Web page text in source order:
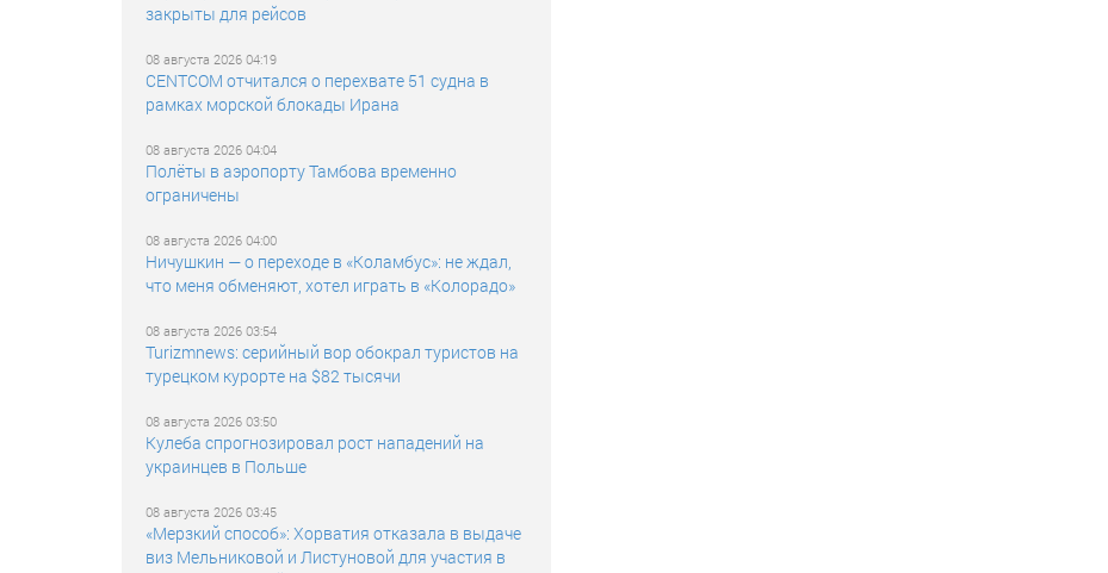
закрыты для рейсов
08 августа 2026 04:19
CENTCOM отчитался о перехвате 51 судна в
рамках морской блокады Ирана
08 августа 2026 04:04
Полёты в аэропорту Тамбова временно
ограничены
08 августа 2026 04:00
Ничушкин — о переходе в «Коламбус»: не ждал,
что меня обменяют, хотел играть в «Колорадо»
08 августа 2026 03:54
Turizmnews: серийный вор обокрал туристов на
турецком курорте на $82 тысячи
08 августа 2026 03:50
Кулеба спрогнозировал рост нападений на
украинцев в Польше
08 августа 2026 03:45
«Мерзкий способ»: Хорватия отказала в выдаче
виз Мельниковой и Листуновой для участия в